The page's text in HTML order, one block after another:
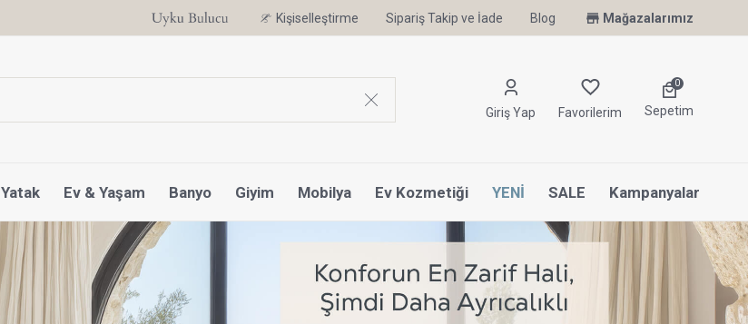
Uyku Uzmanı Othello Şimdi Penelope'de Kişiselleştirme Sipariş Takip ve İade Blog Mağazalarımız
Giriş Yap Favorilerim
0
Sepetim
Yatak Ev & Yaşam Banyo Giyim Mobilya Ev Kozmetiği YENİ SALE Kampanyalar